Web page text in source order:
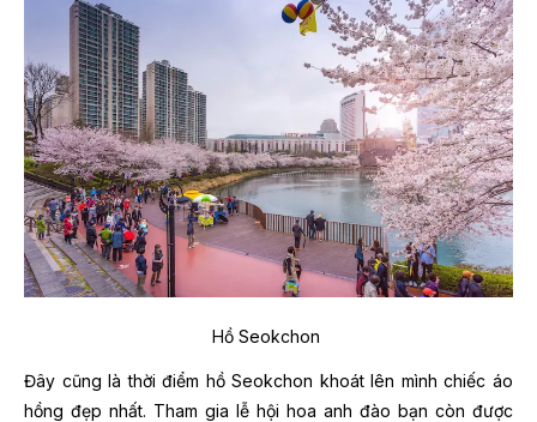
Hồ Seokchon
Đây cũng là thời điểm hồ Seokchon khoát lên mình chiếc áo
hồng đẹp nhất. Tham gia lễ hội hoa anh đào bạn còn được